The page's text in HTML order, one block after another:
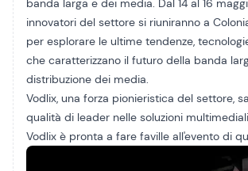
banda larga e dei media. Dal 14 al 16
innovatori del settore si riuniranno a
per esplorare le ultime tendenze,
che caratterizzano il futuro della banda
distribuzione dei media.
Vodlix, una forza pionieristica del settore,
qualità di leader nelle soluzioni
Vodlix è pronta a fare faville all'evento di